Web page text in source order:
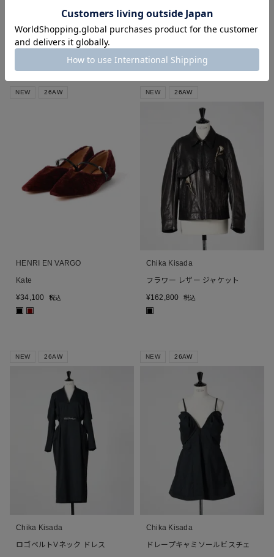
¥35,200 税込
■ ■
Alison
¥39,600 税込
NEW 26AW
HENRI EN VARGO
Kate
¥34,100 税込
■ ■
NEW 26AW
Chika Kisada
フラワー レザー ジャケット
¥162,800 税込
■
NEW 26AW
Chika Kisada
ロゴベルトVネック ドレス
NEW 26AW
Chika Kisada
ドレープキャミソールビスチェ